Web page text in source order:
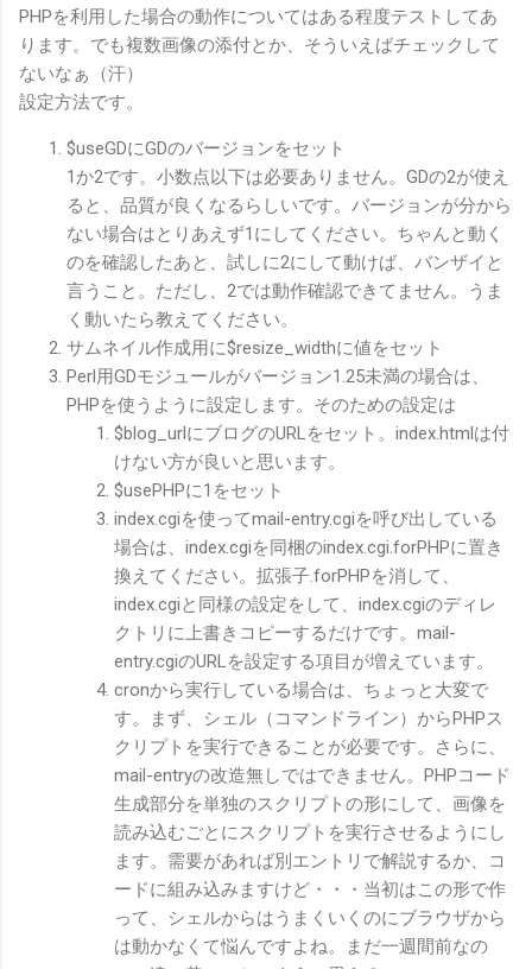
PHPを利用した場合の動作についてはある程度テストしてあ
ります。でも複数画像の添付とか、そういえばチェックして
ないなぁ（汗）
設定方法です。
$useGDにGDのバージョンをセット
1か2です。小数点以下は必要ありません。GDの2が使え
ると、品質が良くなるらしいです。バージョンが分から
ない場合はとりあえず1にしてください。ちゃんと動く
のを確認したあと、試しに2にして動けば、バンザイと
言うこと。ただし、2では動作確認できてません。うま
く動いたら教えてください。
サムネイル作成用に$resize_widthに値をセット
Perl用GDモジュールがバージョン1.25未満の場合は、
PHPを使うように設定します。そのための設定は
$blog_urlにブログのURLをセット。index.htmlは付
けない方が良いと思います。
$usePHPに1をセット
index.cgiを使ってmail-entry.cgiを呼び出している
場合は、index.cgiを同梱のindex.cgi.forPHPに置き
換えてください。拡張子.forPHPを消して、
index.cgiと同様の設定をして、index.cgiのディレ
クトリに上書きコピーするだけです。mail-
entry.cgiのURLを設定する項目が増えています。
cronから実行している場合は、ちょっと大変で
す。まず、シェル（コマンドライン）からPHPス
クリプトを実行できることが必要です。さらに、
mail-entryの改造無しではできません。PHPコード
生成部分を単独のスクリプトの形にして、画像を
読み込むごとにスクリプトを実行させるようにし
ます。需要があれば別エントリで解説するか、コ
ードに組み込みますけど・・・当初はこの形で作
って、シェルからはうまくいくのにブラウザから
は動かなくて悩んですよね。まだ一週間前なの